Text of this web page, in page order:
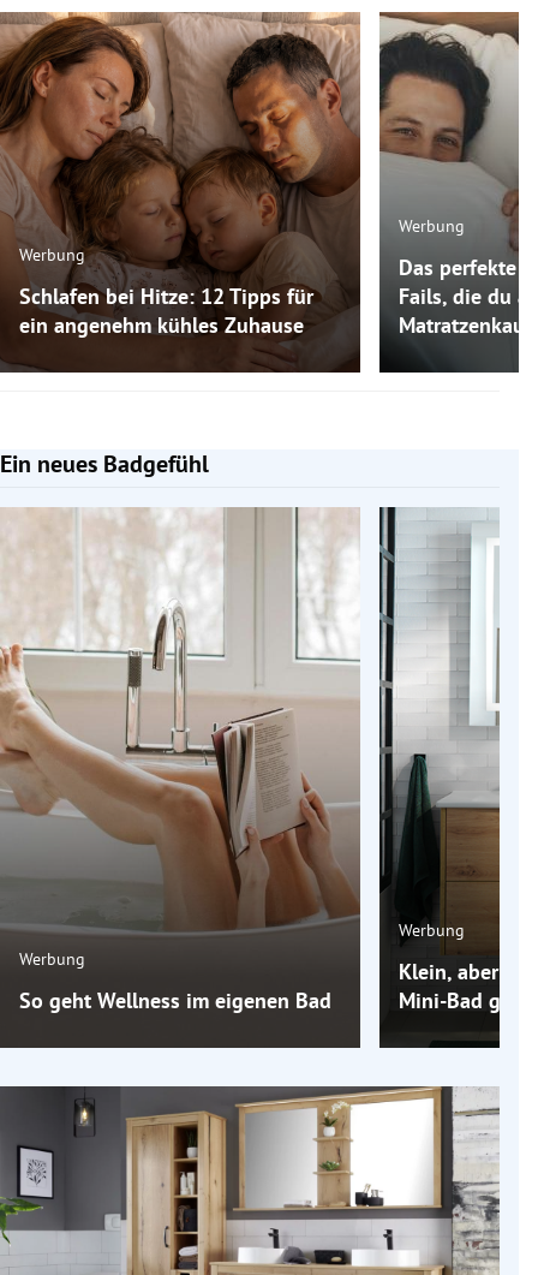
Werbung
Schlafen bei Hitze: 12 Tipps für
ein angenehm kühles Zuhause
Werbung
Das perfekte
Fails, die du
Matratzenkauf
Ein neues Badgefühl
Slide 1 von 5
Werbung
So geht Wellness im eigenen Bad
Werbung
Klein, aber
Mini-Bad groß